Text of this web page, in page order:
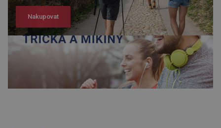
Nakupovat